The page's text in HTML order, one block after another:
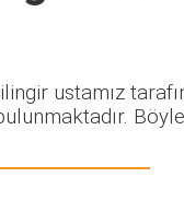
ustamız